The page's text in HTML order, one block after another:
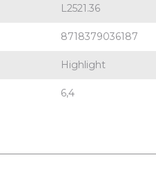
L2521.36
8718379036187
Highlight
6,4